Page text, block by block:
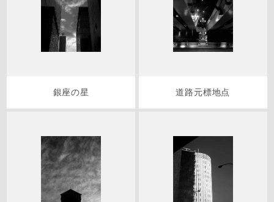
銀座の星 道路元標地点